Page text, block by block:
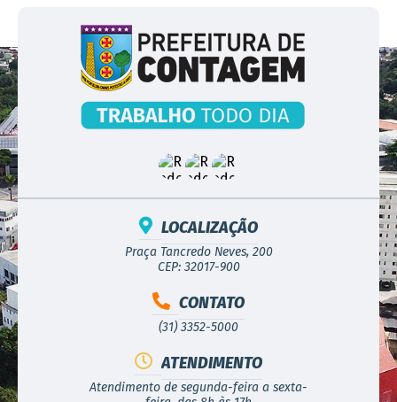
LOCALIZAÇÃO
Praça Tancredo Neves, 200
CEP: 32017-900
CONTATO
(31) 3352-5000
ATENDIMENTO
Atendimento de segunda-feira a sexta-